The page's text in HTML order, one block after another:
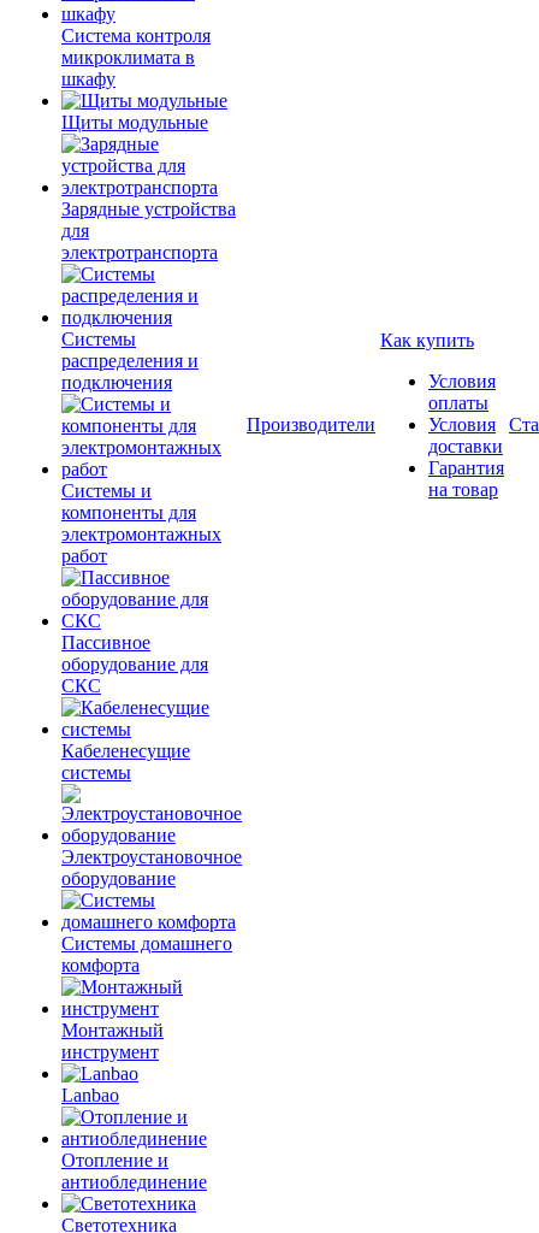
Система контроля
микроклимата в
шкафу
Щиты модульные
Зарядные устройства
для
электротранспорта
Системы
распределения и
подключения
Системы и
компоненты для
электромонтажных
работ
Пассивное
оборудование для
СКС
Кабеленесущие
системы
Электроустановочное
оборудование
Системы домашнего
комфорта
Монтажный
инструмент
Lanbao
Отопление и
антиоблединение
Светотехника
Производители
Как купить
Условия
оплаты
Условия
доставки
Гарантия
на товар